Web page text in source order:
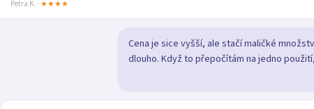
Petra K. · ★★★★
Cena je sice vyšší, ale stačí maličké
dlouho. Když to přepočítám na jedno